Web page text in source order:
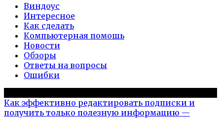
Виндоус
Интересное
Как сделать
Компьютерная помощь
Новости
Обзоры
Ответы на вопросы
Ошибки
Как эффективно редактировать подписки и
получить только полезную информацию —